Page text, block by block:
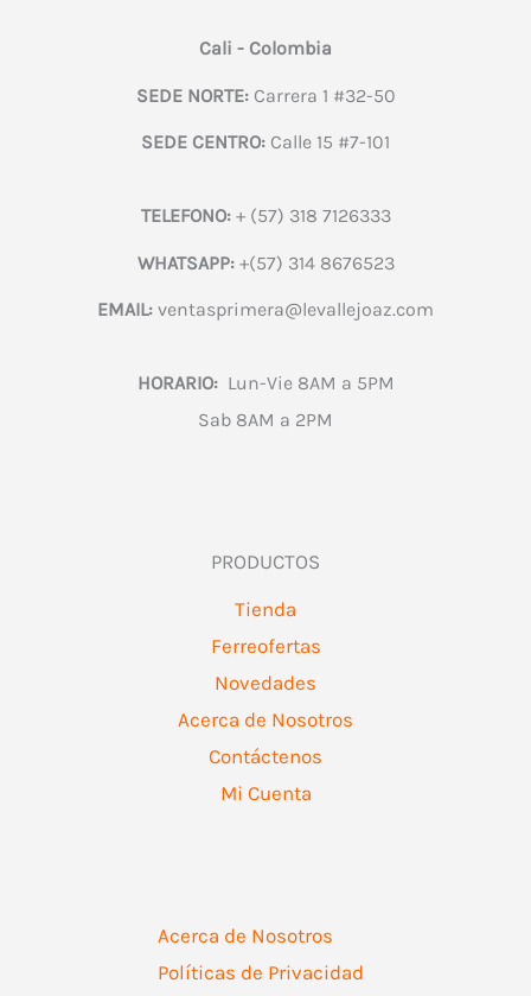
Cali - Colombia
SEDE NORTE:Carrera 1 #32-50
SEDE CENTRO: Calle 15 #7-101
TELEFONO:+ (57) 318 7126333
WHATSAPP:+(57) 314 8676523
EMAIL: ventasprimera@levallejoaz.com
HORARIO:Lun-Vie 8AM a 5PM
Sab 8AM a 2PM
PRODUCTOS
Tienda
Ferreofertas
Novedades
Acerca de Nosotros
Contáctenos
Mi Cuenta
Acerca de Nosotros
Políticas de Privacidad